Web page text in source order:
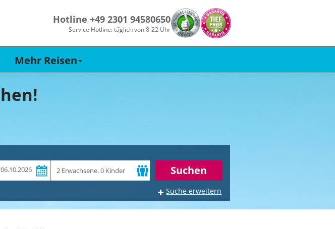
Hotline +49 2301 94580650
Service Hotline: täglich von 8-22 Uhr
Mehr Reisen
Suchen
Suche erweitern